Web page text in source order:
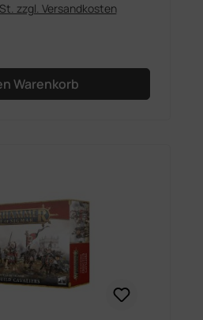
zzgl. Versandkosten
Gib den
Warenkorb